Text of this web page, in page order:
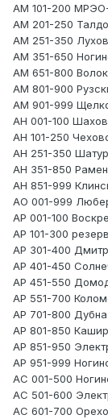
АМ 101-200
АМ 201-250
АМ 251-350
АМ 351-650
АМ 651-800
АМ 801-900
АМ 901-999
АН 001-100
АН 101-250
АН 251-350
АН 351-850
АН 851-999
АО 001-999
АР 001-100
АР 101-300
АР 301-400
АР 401-450
АР 451-550
АР 551-700
АР 701-800 Дубна
АР 801-850
АР 851-950
АР 951-999
АС 001-500
АС 501-600
АС 601-700